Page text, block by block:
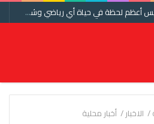
محمد حشيش : مقابلة الرئيس أعظم لحظة في حياة أي رياضي وشكرا اتحاد الكرة ومنتخب مصر
/ الاخبار/ أخبار محلية